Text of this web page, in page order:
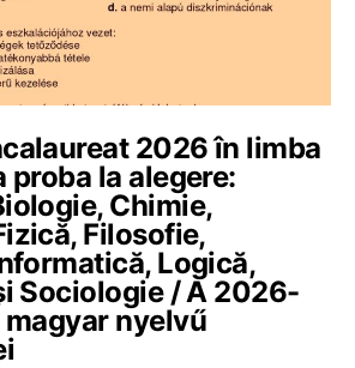
2026 în limba
proba la alegere:
Chimie,
Filosofie,
Logică,
Sociologie / A 2026-
nyelvű